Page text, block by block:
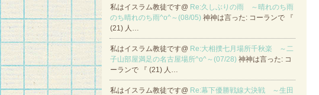
私はイスラム教徒です@ Re:久しぶりの雨 ～晴れのち雨
のち晴れのち雨^o^～(08/05) 神神は言った: コーランで 『
(21) 人…
私はイスラム教徒です@ Re:大相撲七月場所千秋楽 ～二
子山部屋満足の名古屋場所^o^～(07/28) 神神は言った: コ
ーランで 『 (21) 人…
私はイスラム教徒です@ Re:幕下優勝戦線大決戦 ～生田